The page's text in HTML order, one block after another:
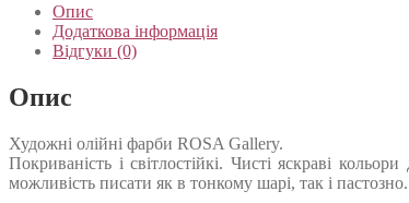
Опис
Додаткова інформація
Відгуки (0)
Опис
Художні олійні фарби ROSA Gallery.
Покриваність і світлостійкі. Чисті яскраві
можливість писати як в тонкому шарі, так і пастозно.